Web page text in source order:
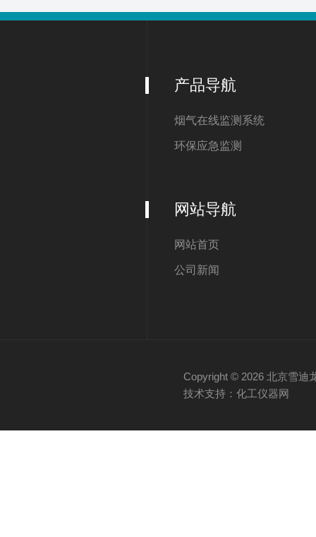
产品导航
烟气在线监测系统
环保应急监测
网站导航
网站首页
公司新闻
Copyright © 2026 北京雪迪
技术支持：化工仪器网